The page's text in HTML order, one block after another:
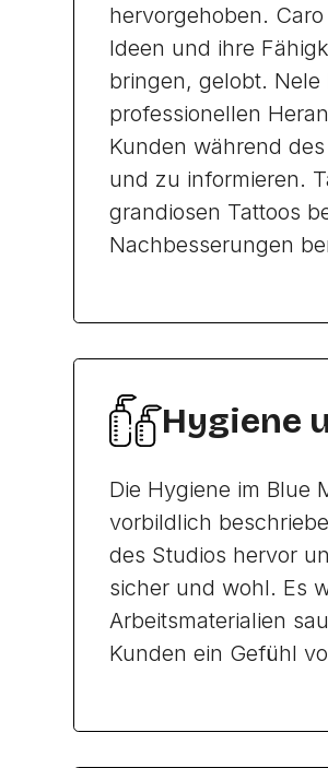
hervorgehoben.
Ideen und ihre
bringen, gelobt.
professionellen
Kunden während
und zu informieren.
grandiosen Tattoos
Nachbesserungen
Hygiene
Die Hygiene im Blue
vorbildlich
des Studios hervor
sicher und wohl. Es
Arbeitsmaterialien
Kunden ein Gefühl